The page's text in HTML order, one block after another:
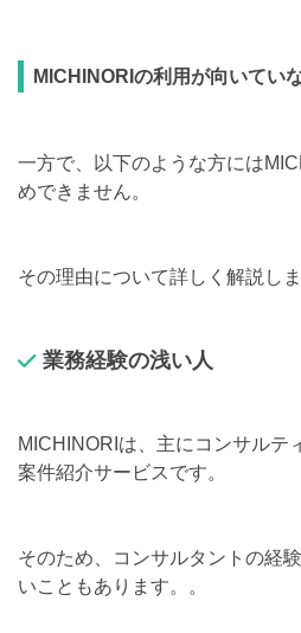
MICHINORIの利用が向いてい
一方で、以下のような方には
めできません。
その理由について詳しく解説しま
業務経験の浅い人
MICHINORIは、主にコンサルテ
案件紹介サービスです。
そのため、コンサルタントの経
いこともあります。。